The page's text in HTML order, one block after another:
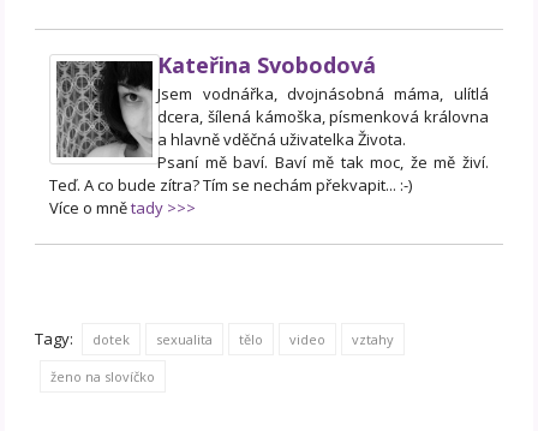
Kateřina Svobodová
Jsem vodnářka, dvojnásobná máma, ulítlá
dcera, šílená kámoška, písmenková královna
a hlavně vděčná uživatelka Života.
Psaní mě baví. Baví mě tak moc, že mě živí.
Teď. A co bude zítra? Tím se nechám překvapit... :-)
Více o mnětady >>>
Tagy: dotek sexualita tělo video vztahy
ženo na slovíčko